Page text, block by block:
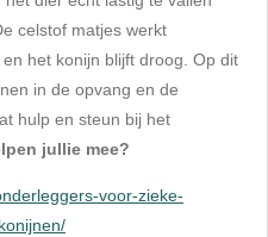
celstof matjes werkt
het konijn blijft droog. Op dit
in de opvang en de
hulp en steun bij het
jullie mee?
voor-zieke-